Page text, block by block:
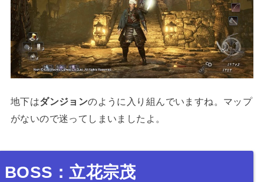
地下はダンジョンのように入り組んでいますね。マップ
がないので迷ってしまいましたよ。
BOSS：立花宗茂